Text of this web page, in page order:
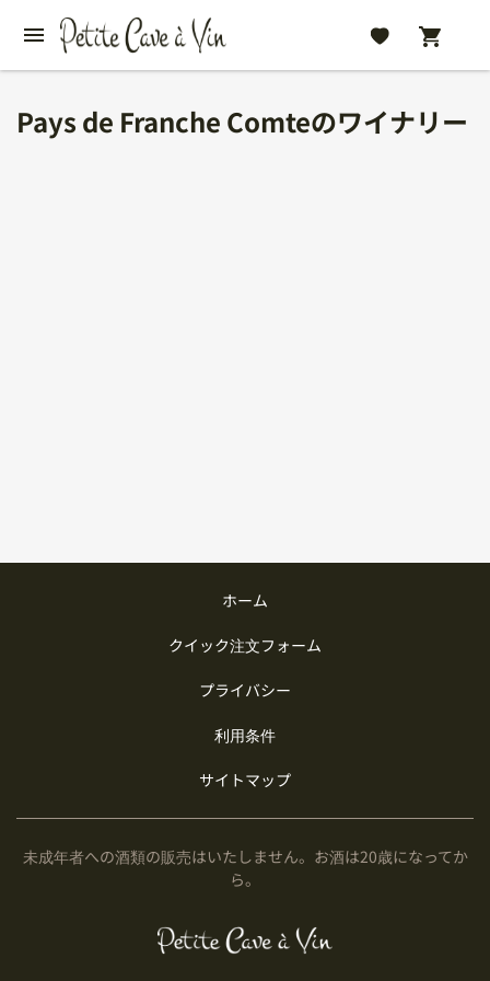
Pays de Franche Comteのワイナリー
ホーム
クイック注文フォーム
プライバシー
利用条件
サイトマップ
未成年者への酒類の販売はいたしません。お酒は20歳になってか
ら。